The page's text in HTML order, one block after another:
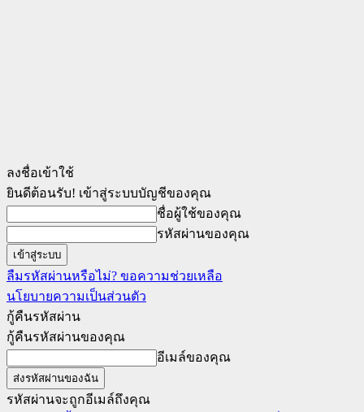
ลงชื่อเข้าใช้
ยินดีต้อนรับ! เข้าสู่ระบบบัญชีของคุณ
ชื่อผู้ใช้ของคุณ
รหัสผ่านของคุณ
ลืมรหัสผ่านหรือไม่? ขอความช่วยเหลือ
นโยบายความเป็นส่วนตัว
กู้คืนรหัสผ่าน
กู้คืนรหัสผ่านของคุณ
อีเมล์ของคุณ
รหัสผ่านจะถูกอีเมล์ถึงคุณ